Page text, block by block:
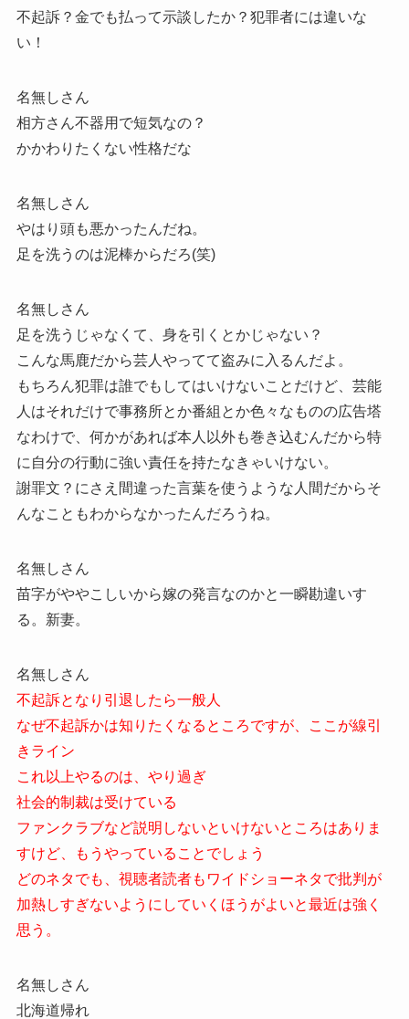
不起訴？金でも払って示談したか？犯罪者には違いな
い！
名無しさん
相方さん不器用で短気なの？
かかわりたくない性格だな
名無しさん
やはり頭も悪かったんだね。
足を洗うのは泥棒からだろ(笑)
名無しさん
足を洗うじゃなくて、身を引くとかじゃない？
こんな馬鹿だから芸人やってて盗みに入るんだよ。
もちろん犯罪は誰でもしてはいけないことだけど、芸能
人はそれだけで事務所とか番組とか色々なものの広告塔
なわけで、何かがあれば本人以外も巻き込むんだから特
に自分の行動に強い責任を持たなきゃいけない。
謝罪文？にさえ間違った言葉を使うような人間だからそ
んなこともわからなかったんだろうね。
名無しさん
苗字がややこしいから嫁の発言なのかと一瞬勘違いす
る。新妻。
名無しさん
不起訴となり引退したら一般人
なぜ不起訴かは知りたくなるところですが、ここが線引
きライン
これ以上やるのは、やり過ぎ
社会的制裁は受けている
ファンクラブなど説明しないといけないところはありま
すけど、もうやっていることでしょう
どのネタでも、視聴者読者もワイドショーネタで批判が
加熱しすぎないようにしていくほうがよいと最近は強く
思う。
名無しさん
北海道帰れ